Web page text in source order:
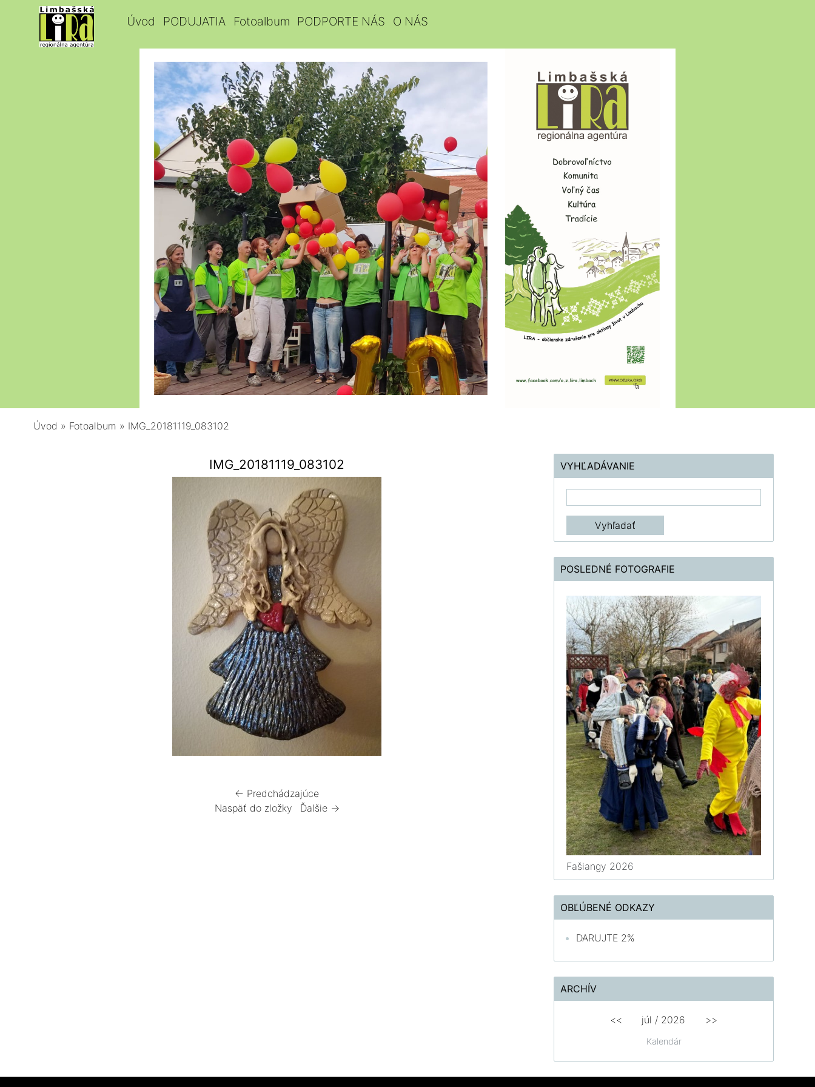
Úvod PODUJATIA Fotoalbum PODPORTE NÁS O NÁS
Úvod » Fotoalbum » IMG_20181119_083102
IMG_20181119_083102
← Predchádzajúce
Naspäť do zložky
Ďalšie →
VYHĽADÁVANIE
POSLEDNÉ FOTOGRAFIE
Fašiangy 2026
OBĽÚBENÉ ODKAZY
DARUJTE 2%
ARCHÍV
Kalendár
<< júl / 2026 >>